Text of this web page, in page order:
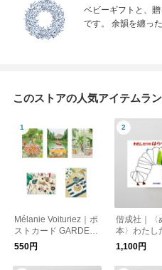
ベビーギフトと、
です。 余韻を纏っ
このストアの人気アイテムラ
Mélanie Voituriez｜ポ
ストカード GARDEN
［メール便］
550円
偕成社｜〈
本〉わたし
ぺこあおむ
便］
1,100円